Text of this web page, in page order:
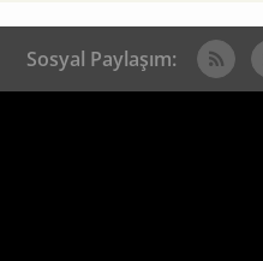
Sosyal Paylaşım: